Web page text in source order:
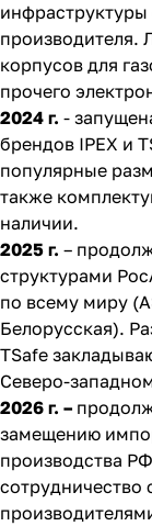
инфраструктуры
производителя.
корпусов для
прочего
2024 г. -
брендов IPEX и
популярные
также
наличии.
2025 г. –
структурами
по всему миру
Белорусская).
TSafe
Северо-
2026 г. –
замещению
производства
сотрудничество